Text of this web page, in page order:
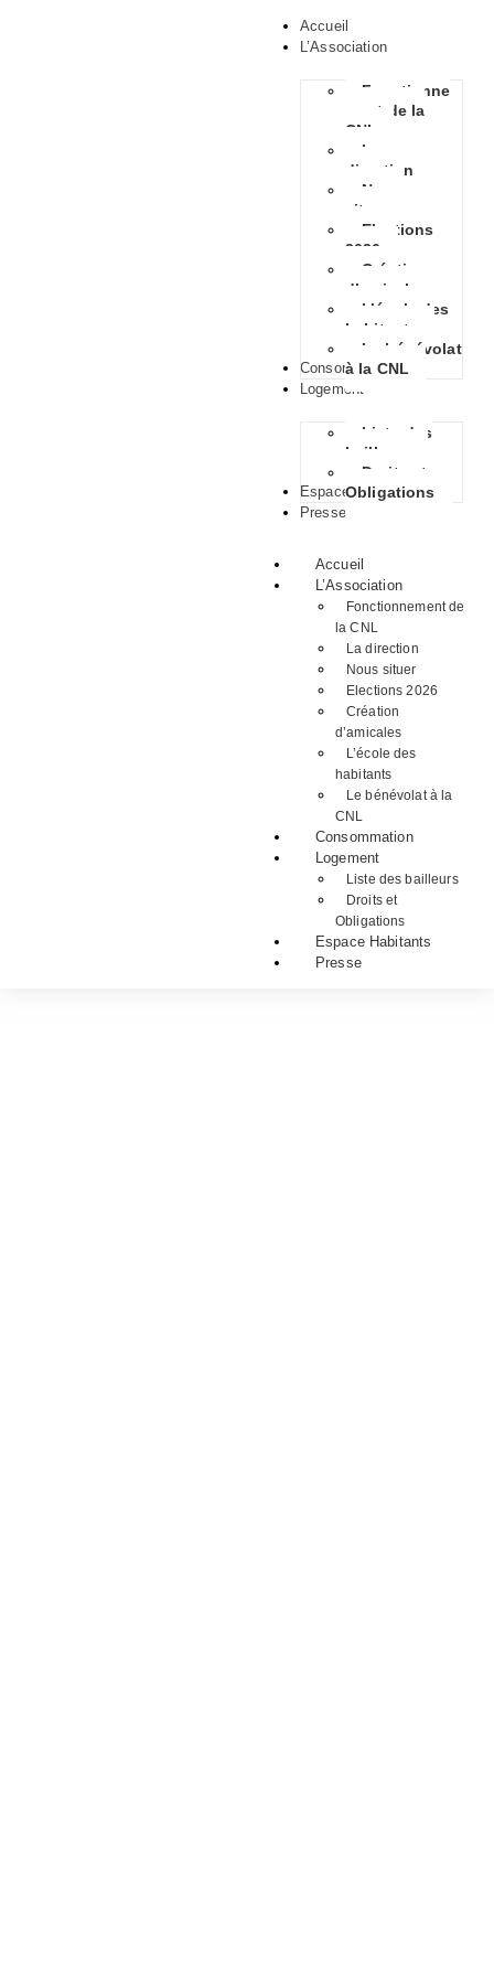
Accueil
L’Association
Fonctionne
ment de la
CNL
La
direction
Nous
situer
Elections
2026
Création
d’amicales
L’école des
habitants
Le bénévolat
à la CNL
Consommation
Logement
Liste des
bailleurs
Droits et
Obligations
Espace Habitants
Presse
Accueil
L’Association
Fonctionnement de
la CNL
La direction
Nous situer
Elections 2026
Création
d’amicales
L’école des
habitants
Le bénévolat à la
CNL
Consommation
Logement
Liste des bailleurs
Droits et
Obligations
Espace Habitants
Presse